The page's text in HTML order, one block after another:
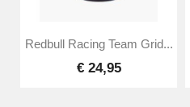
Redbull Racing Team Grid...
€ 24,95